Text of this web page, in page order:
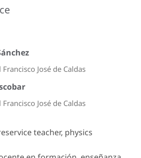
José de Caldas
José de Caldas
teacher, physics